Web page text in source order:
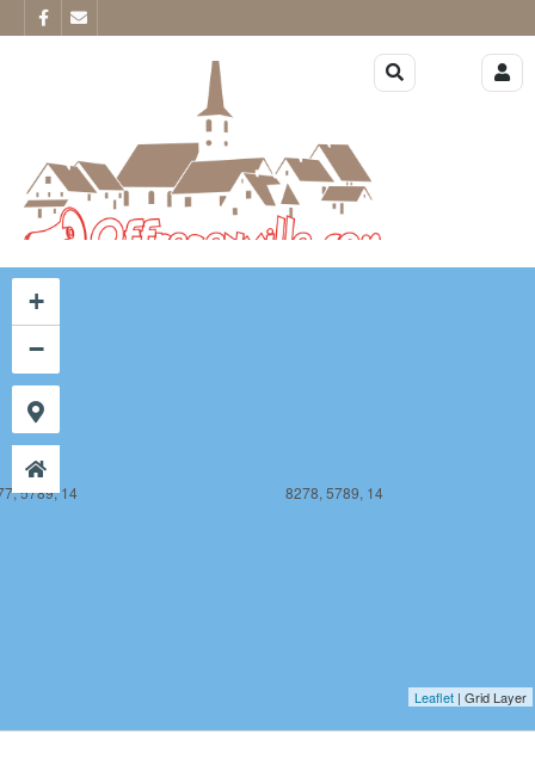
5788, 14 8278, 5788, 14
5789, 14 8278, 5789, 14
+
−
Leaflet | Grid Layer